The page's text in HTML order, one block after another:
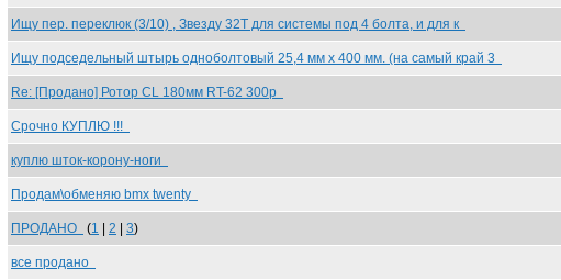
Ищу пер. переклюк (3/10) , Звезду 32Т для системы под 4 болта, и для к
Ищу подседельный штырь одноболтовый 25,4 мм х 400 мм. (на самый край 3
Re: [Продано] Ротор CL 180мм RT-62 300р
Срочно КУПЛЮ !!!
куплю шток-корону-ноги
Продам\обменяю bmx twenty
ПРОДАНО (1 2 3)
все продано